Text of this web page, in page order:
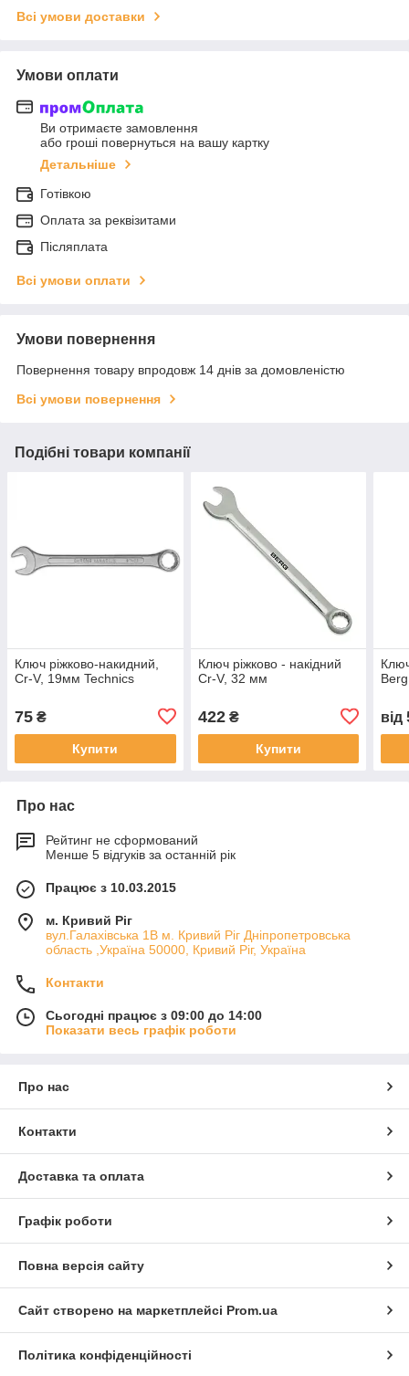
Всі умови доставки
Умови оплати
Ви отримаєте замовлення
або гроші повернуться на вашу картку
Детальніше
Готівкою
Оплата за реквізитами
Післяплата
Всі умови оплати
Умови повернення
Повернення товару впродовж 14 днів за домовленістю
Всі умови повернення
Подібні товари компанії
Ключ ріжково-накидний,
Cr-V, 19мм Technics
75 ₴
Купити
Ключ ріжково - накідний
Cr-V, 32 мм
422₴
Купити
від
Про нас
Рейтинг не сформований
Менше 5 відгуків за останній рік
Працює з 10.03.2015
м. Кривий Ріг
вул.Галахівська 1В м. Кривий Ріг Дніпропетровська
область ,Україна 50000, Кривий Ріг, Україна
Контакти
Сьогодні працює з 09:00 до 14:00
Показати весь графік роботи
Про нас
Контакти
Доставка та оплата
Графік роботи
Повна версія сайту
Сайт створено на маркетплейсі Prom.ua
Політика конфіденційності